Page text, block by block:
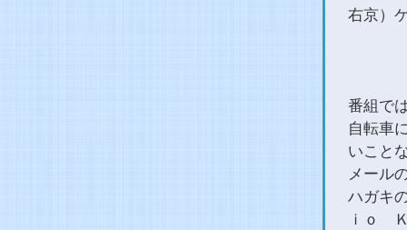
右京）
番組で
自転車
いこと
メール
ハガキ
ｉｏ